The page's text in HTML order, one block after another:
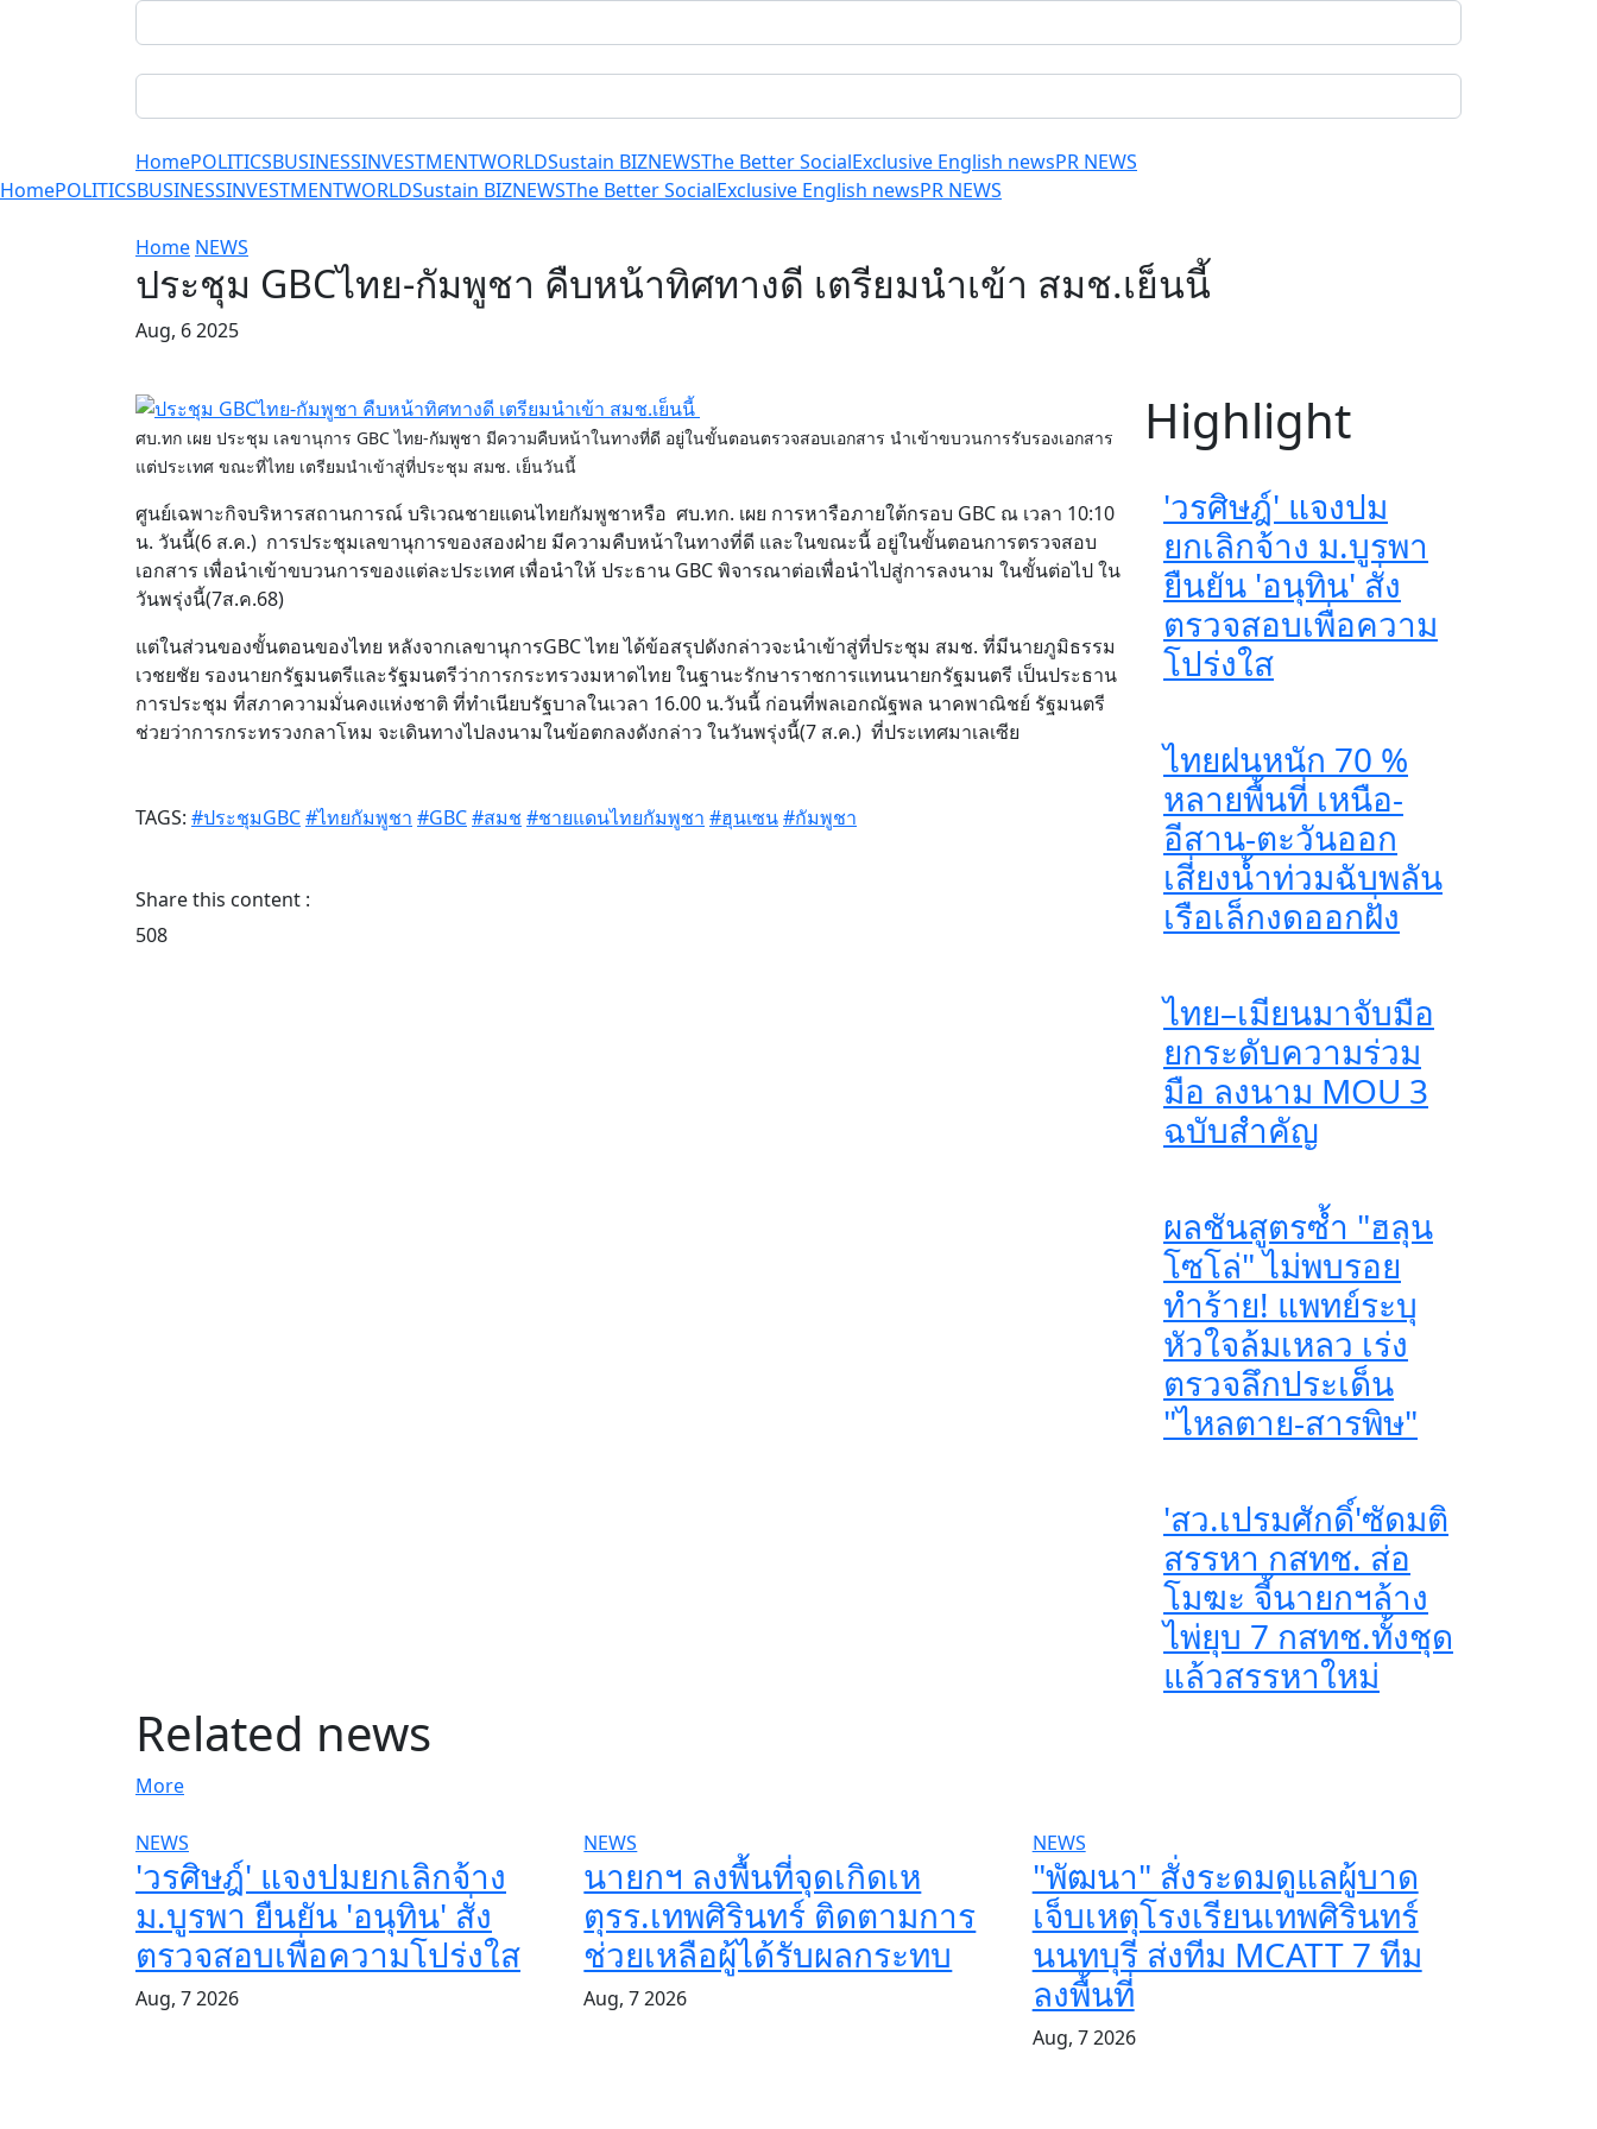
HomePOLITICSBUSINESSINVESTMENTWORLDSustain BIZNEWSThe Better SocialExclusive English newsPR NEWS
HomePOLITICSBUSINESSINVESTMENTWORLDSustain BIZNEWSThe Better SocialExclusive English newsPR NEWS
Home NEWS
ประชุม GBCไทย-กัมพูชา คืบหน้าทิศทางดี เตรียมนำเข้า สมช.เย็นนี้
Aug, 6 2025
ศบ.ทก เผย ประชุม เลขานุการ GBC ไทย-กัมพูชา มีความคืบหน้าในทางที่ดี อยู่ในขั้นตอนตรวจสอบเอกสาร นำเข้าขบวนการรับรองเอกสาร
แต่ประเทศ ขณะที่ไทย เตรียมนำเข้าสู่ที่ประชุม สมช. เย็นวันนี้
ศูนย์เฉพาะกิจบริหารสถานการณ์ บริเวณชายแดนไทยกัมพูชาหรือ ศบ.ทก. เผย การหารือภายใต้กรอบ GBC ณ เวลา 10:10
น. วันนี้(6 ส.ค.) การประชุมเลขานุการของสองฝ่าย มีความคืบหน้าในทางที่ดี และในขณะนี้ อยู่ในขั้นตอนการตรวจสอบ
เอกสาร เพื่อนำเข้าขบวนการของแต่ละประเทศ เพื่อนำให้ ประธาน GBC พิจารณาต่อเพื่อนำไปสู่การลงนาม ในขั้นต่อไป ใน
วันพรุ่งนี้(7ส.ค.68)
แต่ในส่วนของขั้นตอนของไทย หลังจากเลขานุการGBC ไทย ได้ข้อสรุปดังกล่าวจะนำเข้าสู่ที่ประชุม สมช. ที่มีนายภูมิธรรม
เวชยชัย รองนายกรัฐมนตรีและรัฐมนตรีว่าการกระทรวงมหาดไทย ในฐานะรักษาราชการแทนนายกรัฐมนตรี เป็นประธาน
การประชุม ที่สภาความมั่นคงแห่งชาติ ที่ทำเนียบรัฐบาลในเวลา 16.00 น.วันนี้ ก่อนที่พลเอกณัฐพล นาคพาณิชย์ รัฐมนตรี
ช่วยว่าการกระทรวงกลาโหม จะเดินทางไปลงนามในข้อตกลงดังกล่าว ในวันพรุ่งนี้(7 ส.ค.) ที่ประเทศมาเลเซีย
TAGS: #ประชุมGBC#ไทยกัมพูชา #GBC#สมช #ชายแดนไทยกัมพูชา #ฮุนเซน#กัมพูชา
Share this content :
508
Highlight
'วรศิษฎ์' แจงปม
ยกเลิกจ้าง ม.บูรพา
ยืนยัน 'อนุทิน' สั่ง
ตรวจสอบเพื่อความ
โปร่งใส
ไทยฝนหนัก 70 %
หลายพื้นที่ เหนือ-
อีสาน-ตะวันออก
เสี่ยงน้ำท่วมฉับพลัน
เรือเล็กงดออกฝั่ง
ไทย–เมียนมาจับมือ
ยกระดับความร่วม
มือ ลงนาม MOU 3
ฉบับสำคัญ
ผลชันสูตรซ้ำ "ฮลุน
โซโล่" ไม่พบรอย
ทำร้าย! แพทย์ระบุ
หัวใจล้มเหลว เร่ง
ตรวจลึกประเด็น
"ไหลตาย-สารพิษ"
'สว.เปรมศักดิ์'ซัดมติ
สรรหา กสทช. ส่อ
โมฆะ จี้นายกฯล้าง
ไพ่ยุบ 7 กสทช.ทั้งชุด
แล้วสรรหาใหม่
Related news
More
NEWS
'วรศิษฎ์' แจงปมยกเลิกจ้าง
ม.บูรพา ยืนยัน 'อนุทิน' สั่ง
ตรวจสอบเพื่อความโปร่งใส
Aug, 7 2026
NEWS
นายกฯ ลงพื้นที่จุดเกิดเห
ตุรร.เทพศิรินทร์ ติดตามการ
ช่วยเหลือผู้ได้รับผลกระทบ
Aug, 7 2026
NEWS
"พัฒนา" สั่งระดมดูแลผู้บาด
เจ็บเหตุโรงเรียนเทพศิรินทร์
นนทบุรี ส่งทีม MCATT 7 ทีม
ลงพื้นที่
Aug, 7 2026